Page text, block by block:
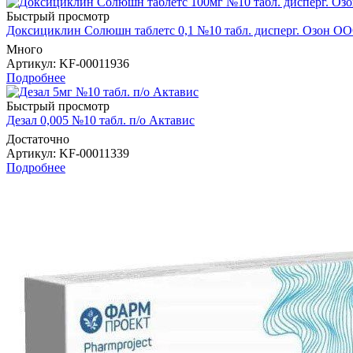
Быстрый просмотр
Доксициклин Солюшн таблетс 0,1 №10 табл. дисперг. Озон
Много
Артикул: KF-00011936
Подробнее
Быстрый просмотр
Дезал 0,005 №10 табл. п/о Актавис
Достаточно
Артикул: KF-00011339
Подробнее